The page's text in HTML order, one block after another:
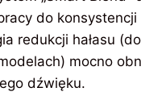
do konsystencji
redukcji hałasu
mocno
dźwięku.